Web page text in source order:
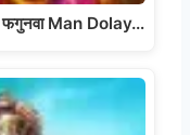
फगुनवा Man Dolay…